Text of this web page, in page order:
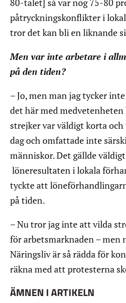
påtryckningskonflikter i
tror det kan bli en liknande
Men var inte arbetare i
på den tiden?
– Jo, men man jag tycker
det här med medvetenheten
strejker var väldigt korta och
dag och omfattade inte
människor. Det gällde
löneresultaten i lokala
tyckte att
på tiden.
– Nu tror jag inte att vilda
för arbetsmarknaden – men
Näringsliv är så rädda för
räkna med att protesterna
ÄMNEN I ARTIKELN